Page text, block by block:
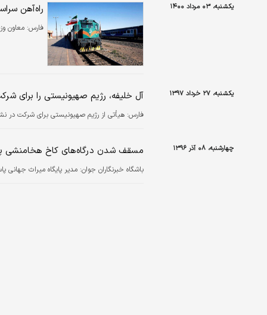
یکشنبه، ۰۳ مرداد ۱۴۰۰ راه‌آهن
فارس: معاون
یکشنبه، ۲۷ خرداد ۱۳۹۷ آل خلیفه، رژیم صهیونیستی را برای
فارس: هیأتی از رژیم صهیونیستی برای شرکت در
چهارشنبه، ۰۸ آذر ۱۳۹۶ مسقف شدن درگاه‌های کاخ‌ هخامنشی
باشگاه خبرنگاران جوان: مدیر پایگاه میراث